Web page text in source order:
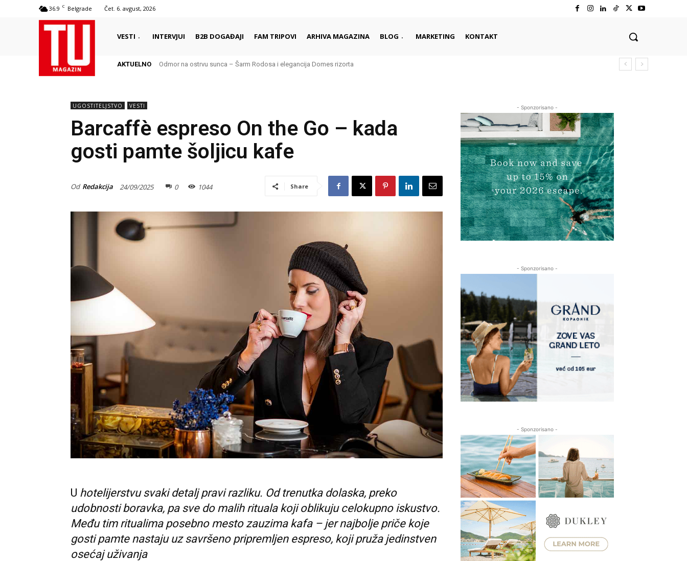
36.9 C Belgrade Čet. 6. avgust, 2026
VESTI INTERVJUI B2B DOGAĐAJI FAM TRIPOVI ARHIVA MAGAZINA BLOG MARKETING KONTAKT
AKTUELNO Autentični biser Italije daleko od gužvi i turista
Odmor na ostrvu sunca – Šarm Rodosa i elegancija Domes rizorta
UGOSTITELJSTVO VESTI
Barcaffè espreso On the Go – kada
gosti pamte šoljicu kafe
Od Redakcija 24/09/2025 0 1044 Share
U hotelijerstvu svaki detalj pravi razliku. Od trenutka dolaska, preko
udobnosti boravka, pa sve do malih rituala koji oblikuju celokupno iskustvo.
Među tim ritualima posebno mesto zauzima kafa – jer najbolje priče koje
gosti pamte nastaju uz savršeno pripremljen espreso, koji pruža jedinstven
osećaj uživanja
- Sponzorisano -
- Sponzorisano -
- Sponzorisano -